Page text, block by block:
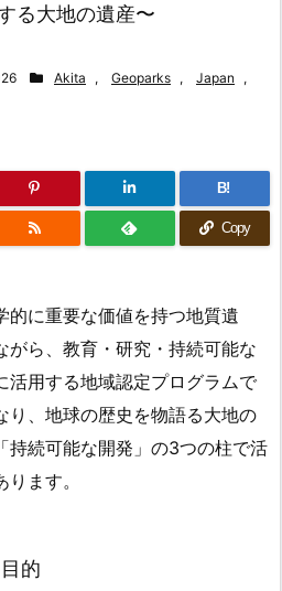
る大地の遺産〜
Akita , Geoparks , Japan ,
B!
Copy
的に重要な価値を持つ地質遺
がら、教育・研究・持続可能な
活用する地域認定プログラムで
り、地球の歴史を物語る大地の
持続可能な開発」の3つの柱で活
ます。
的